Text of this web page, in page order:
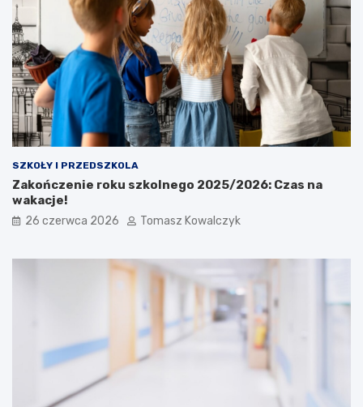
SZKOŁY I PRZEDSZKOLA
Zakończenie roku szkolnego 2025/2026: Czas na
wakacje!
26 czerwca 2026 Tomasz Kowalczyk